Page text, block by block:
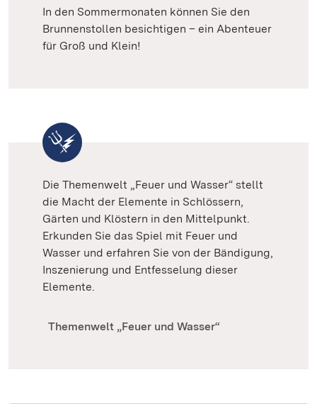
In den Sommermonaten können Sie den
Brunnenstollen besichtigen – ein Abenteuer
für Groß und Klein!
Die Themenwelt „Feuer und Wasser“ stellt
die Macht der Elemente in Schlössern,
Gärten und Klöstern in den Mittelpunkt.
Erkunden Sie das Spiel mit Feuer und
Wasser und erfahren Sie von der Bändigung,
Inszenierung und Entfesselung dieser
Elemente.
Themenwelt „Feuer und Wasser“